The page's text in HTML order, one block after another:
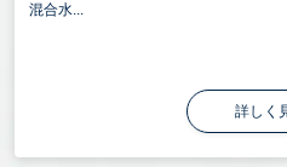
混合水...
詳しく